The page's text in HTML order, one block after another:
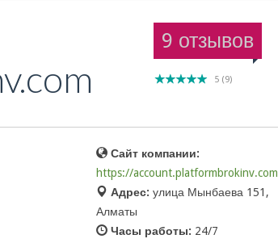
9 отзывов
5 (9)
Сайт компании:
https://account.platformbrokinv.com
Адрес: улица Мынбаева 151,
Алматы
Часы работы: 24/7